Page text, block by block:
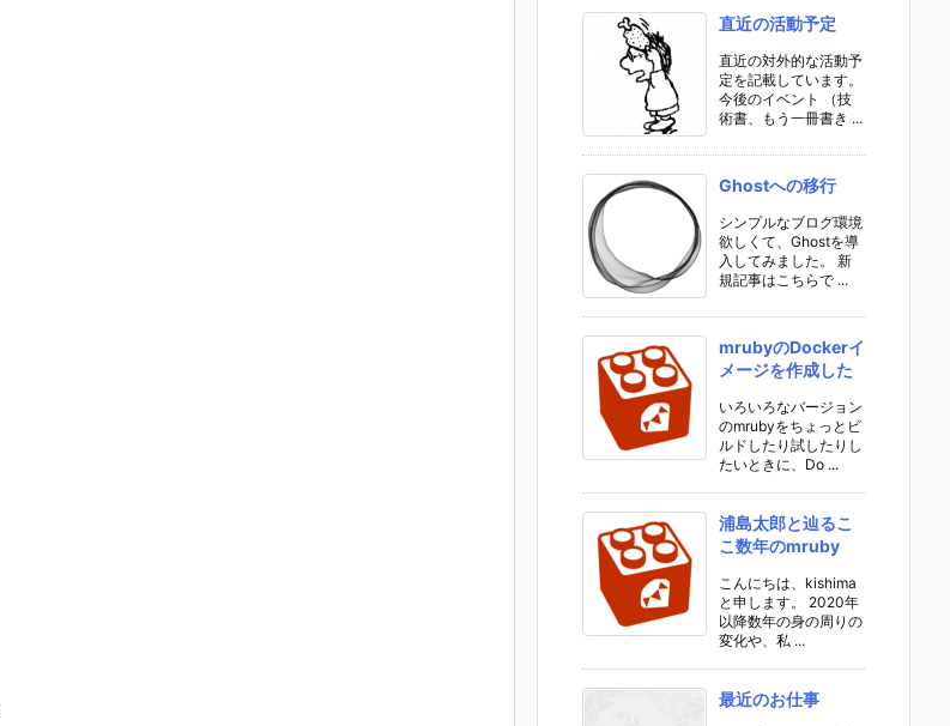
直近の活動予定
直近の対外的な活動予
定を記載しています。
今後のイベント （技
術書、もう一冊書き ...
Ghostへの移行
シンプルなブログ環境
欲しくて、Ghostを導
入してみました。 新
規記事はこちらで ...
mrubyのDockerイ
メージを作成した
いろいろなバージョン
のmrubyをちょっとビ
ルドしたり試したりし
たいときに、Do ...
浦島太郎と辿るこ
こ数年のmruby
こんにちは、kishima
と申します。 2020年
以降数年の身の周りの
変化や、私 ...
最近のお仕事